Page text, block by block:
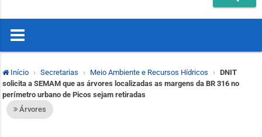
Início Secretarias Meio Ambiente e Recursos Hídricos
DNIT
solicita a SEMAM que as árvores localizadas as margens da BR 316 no
perímetro urbano de Picos sejam retiradas
Árvores